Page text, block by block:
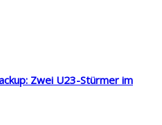
Zwei U23-Stürmer im